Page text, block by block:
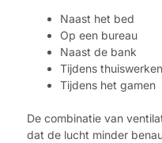
Naast het bed
Op een bureau
Naast de bank
Tijdens thuiswerken
Tijdens het gamen
De combinatie van
dat de lucht minder